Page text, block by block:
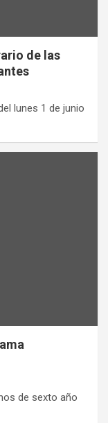
de las
lunes 1 de junio
de sexto año